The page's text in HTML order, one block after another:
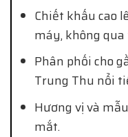
Chiết khấu cao
máy, không
Phân phối cho
Trung Thu nổi
Hương vị và
mắt.